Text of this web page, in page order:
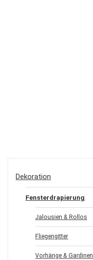
Dekoration
Fensterdrapierung
Jalousien & Rollos
Fliegengitter
Vorhänge & Gardinen